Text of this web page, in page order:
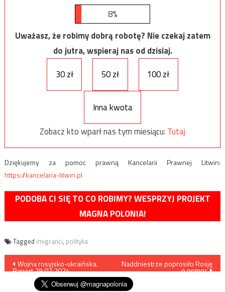
8%
Uważasz, że robimy dobrą robotę? Nie czekaj zatem
do jutra, wspieraj nas od dzisiaj.
30 zł
50 zł 100 zł
Inna kwota
Zobacz kto wparł nas tym miesiącu: Tutaj
Dziękujemy za pomoc prawną Kancelarii Prawnej Litwin:
https://kancelaria-litwin.pl
PODOBA CI SIĘ TO CO ROBIMY? WESPRZYJ PROJEKT
MAGNA POLONIA!
Tagged imigranci, polityka
Nawigacja
wpisu
Wojna rosyjsko-ukraińska.
Raport 29.02.2024
Naddniestrze poprosiło Rosję
o pomoc